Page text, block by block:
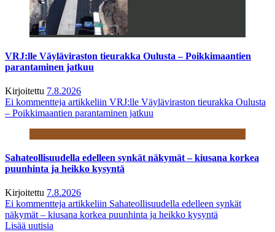
VRJ:lle Väyläviraston tieurakka Oulusta – Poikkimaantien
parantaminen jatkuu
Kirjoitettu 7.8.2026
Ei kommentteja artikkeliin VRJ:lle Väyläviraston tieurakka Oulusta
– Poikkimaantien parantaminen jatkuu
Sahateollisuudella edelleen synkät näkymät – kiusana korkea
puunhinta ja heikko kysyntä
Kirjoitettu 7.8.2026
Ei kommentteja artikkeliin Sahateollisuudella edelleen synkät
näkymät – kiusana korkea puunhinta ja heikko kysyntä
Lisää uutisia